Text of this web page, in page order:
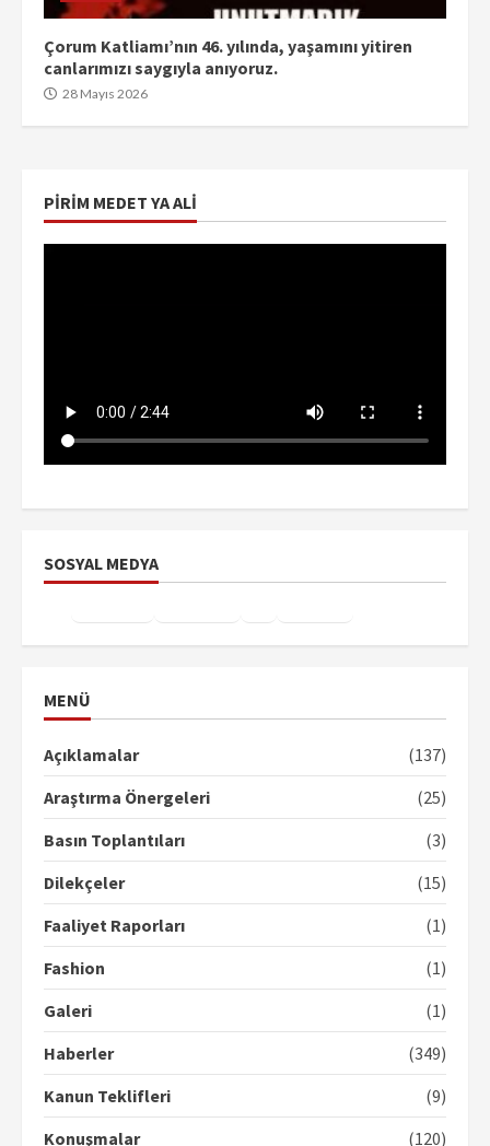
Çorum Katliamı’nın 46. yılında, yaşamını yitiren
canlarımızı saygıyla anıyoruz.
28 Mayıs 2026
PIRIM MEDET YA ALI
SOSYAL MEDYA
MENÜ
Açıklamalar
(137)
Araştırma Önergeleri
(25)
Basın Toplantıları
(3)
Dilekçeler
(15)
Faaliyet Raporları
(1)
Fashion
(1)
Galeri
(1)
Haberler
(349)
Kanun Teklifleri
(9)
Konuşmalar
(120)